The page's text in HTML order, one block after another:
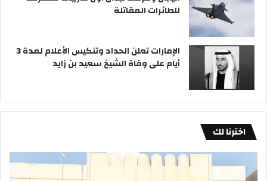
للطائرات المقاتلة
الإمارات تعلن الحداد وتنكيس الأعلام لمدة 3
أيام على وفاة الشيخ سعيد بن زايد
اخترنا لك
لا